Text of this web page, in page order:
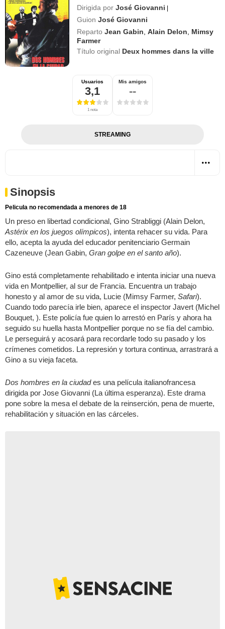
Dirigida por José Giovanni |
Guion José Giovanni
Reparto Jean Gabin ,Alain Delon
Mimsy
Farmer
Título original Deux hommes dans la ville
Usuarios
3,1
1 nota
Mis amigos
--
STREAMING
Sinopsis
Pelicula no recomendada a menores de 18
Un preso en libertad condicional, Gino Strabliggi (Alain Delon,
Astérix en los juegos olímpicos), intenta rehacer su vida. Para
ello, acepta la ayuda del educador penitenciario Germain
Cazeneuve (Jean Gabin, Gran golpe en el santo año).
Gino está completamente rehabilitado e intenta iniciar una nueva
vida en Montpellier, al sur de Francia. Encuentra un trabajo
honesto y al amor de su vida, Lucie (Mimsy Farmer, Safari).
Cuando todo parecía irle bien, aparece el inspector Javert (Michel
Bouquet, ). Este policía fue quien lo arrestó en París y ahora ha
seguido su huella hasta Montpellier porque no se fía del cambio.
Le perseguirá y acosará para recordarle todo su pasado y los
crímenes cometidos. La represión y tortura continua, arrastrará a
Gino a su vieja faceta.
Dos hombres en la ciudades una película italianofrancesa
dirigida por Jose Giovanni (La última esperanza). Este drama
pone sobre la mesa el debate de la reinserción, pena de muerte,
rehabilitación y situación en las cárceles.